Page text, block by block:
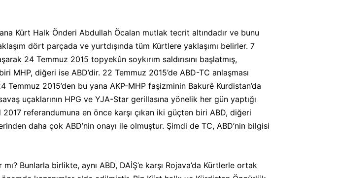
Kürt Halk Önderi Abdullah Öcalan mutlak tecrit altındadır ve bunu
dört parçada ve yurtdışında tüm Kürtlere yaklaşımı belirler. 7
24 Temmuz 2015 topyekûn soykırım saldırısını başlatmış,
MHP, diğeri ise ABD’dir. 22 Temmuz 2015’de ABD-TC anlaşması
Temmuz 2015’den bu yana AKP-MHP faşizminin Bakurê Kurdistan’da
uçaklarının HPG ve YJA-Star gerillasına yönelik her gün yaptığı
referandumuna en önce karşı çıkan iki güçten biri ABD, diğeri
daha çok ABD’nin onayı ile olmuştur. Şimdi de TC, ABD’nin bilgisi
Bunlarla birlikte, aynı ABD, DAİŞ’e karşı Rojava’da Kürtlerle ortak